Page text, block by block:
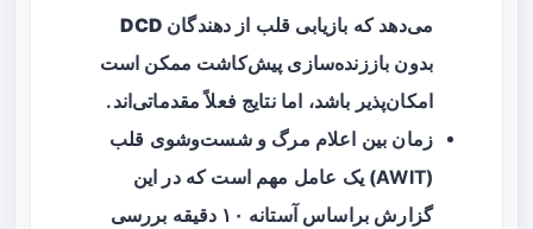
می‌دهد که بازیابی قلب از دهندگانDCD
بدون باززنده‌سازی پیش‌کاشت ممکن است
امکان‌پذیر باشد، اما نتایج فعلاً مقدماتی‌اند.
زمان بین اعلام مرگ و شست‌وشوی قلب
(AWIT) یک عامل مهم است که در این
گزارش براساس آستانه ۱۰ دقیقه بررسی